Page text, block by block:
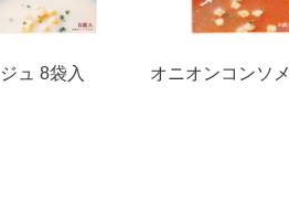
ュ 8袋入 オニオンコンソ